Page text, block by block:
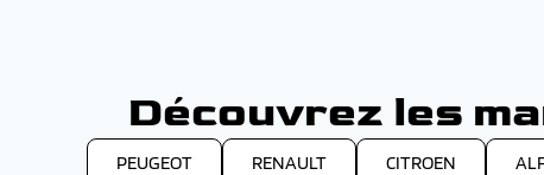
Découvrez les
PEUGEOT RENAULT CITROEN